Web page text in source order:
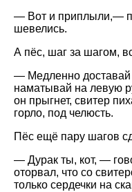
— Вот и приплыли,—
шевелись.
А пёс, шаг за шагом,
— Медленно доставай
наматывай на левую
он прыгнет, свитер
горло, под челюсть.
Пёс ещё пару шагов
— Дурак ты, кот, —
оторвал, что со
только сердечки на